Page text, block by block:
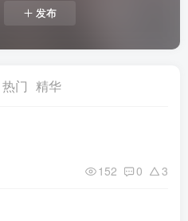
发布
热门 精华
152 0 3